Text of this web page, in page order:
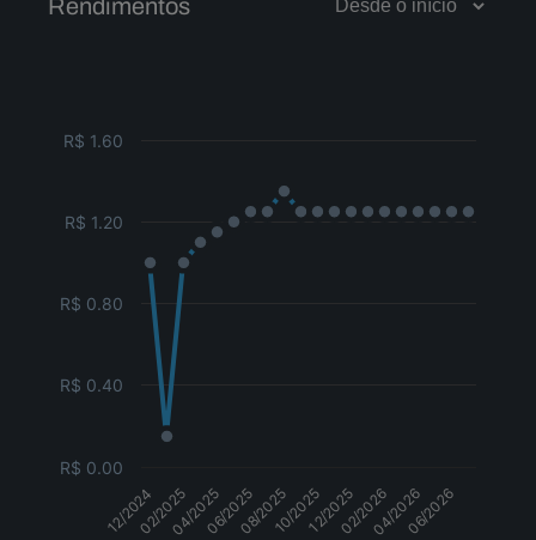
Rendimentos
12/202402/202504/202506/202508/202510/202512/202502/202604/202606/2026
R$ 0.00
R$ 0.40
R$ 0.80
R$ 1.20
R$ 1.60